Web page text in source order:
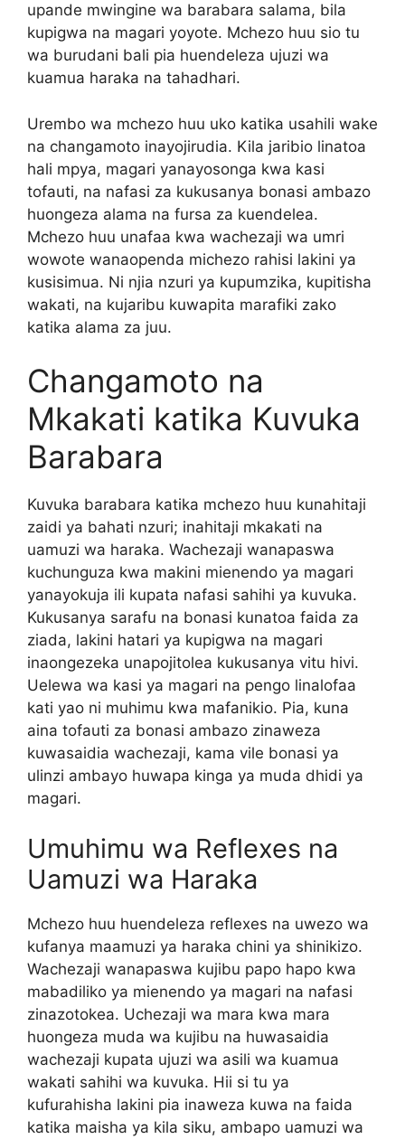
upande mwingine wa barabara salama, bila
kupigwa na magari yoyote. Mchezo huu sio tu
wa burudani bali pia huendeleza ujuzi wa
kuamua haraka na tahadhari.
Urembo wa mchezo huu uko katika usahili wake
na changamoto inayojirudia. Kila jaribio linatoa
hali mpya, magari yanayosonga kwa kasi
tofauti, na nafasi za kukusanya bonasi ambazo
huongeza alama na fursa za kuendelea.
Mchezo huu unafaa kwa wachezaji wa umri
wowote wanaopenda michezo rahisi lakini ya
kusisimua. Ni njia nzuri ya kupumzika, kupitisha
wakati, na kujaribu kuwapita marafiki zako
katika alama za juu.
Changamoto na
Mkakati katika Kuvuka
Barabara
Kuvuka barabara katika mchezo huu kunahitaji
zaidi ya bahati nzuri; inahitaji mkakati na
uamuzi wa haraka. Wachezaji wanapaswa
kuchunguza kwa makini mienendo ya magari
yanayokuja ili kupata nafasi sahihi ya kuvuka.
Kukusanya sarafu na bonasi kunatoa faida za
ziada, lakini hatari ya kupigwa na magari
inaongezeka unapojitolea kukusanya vitu hivi.
Uelewa wa kasi ya magari na pengo linalofaa
kati yao ni muhimu kwa mafanikio. Pia, kuna
aina tofauti za bonasi ambazo zinaweza
kuwasaidia wachezaji, kama vile bonasi ya
ulinzi ambayo huwapa kinga ya muda dhidi ya
magari.
Umuhimu wa Reflexes na
Uamuzi wa Haraka
Mchezo huu huendeleza reflexes na uwezo wa
kufanya maamuzi ya haraka chini ya shinikizo.
Wachezaji wanapaswa kujibu papo hapo kwa
mabadiliko ya mienendo ya magari na nafasi
zinazotokea. Uchezaji wa mara kwa mara
huongeza muda wa kujibu na huwasaidia
wachezaji kupata ujuzi wa asili wa kuamua
wakati sahihi wa kuvuka. Hii si tu ya
kufurahisha lakini pia inaweza kuwa na faida
katika maisha ya kila siku, ambapo uamuzi wa